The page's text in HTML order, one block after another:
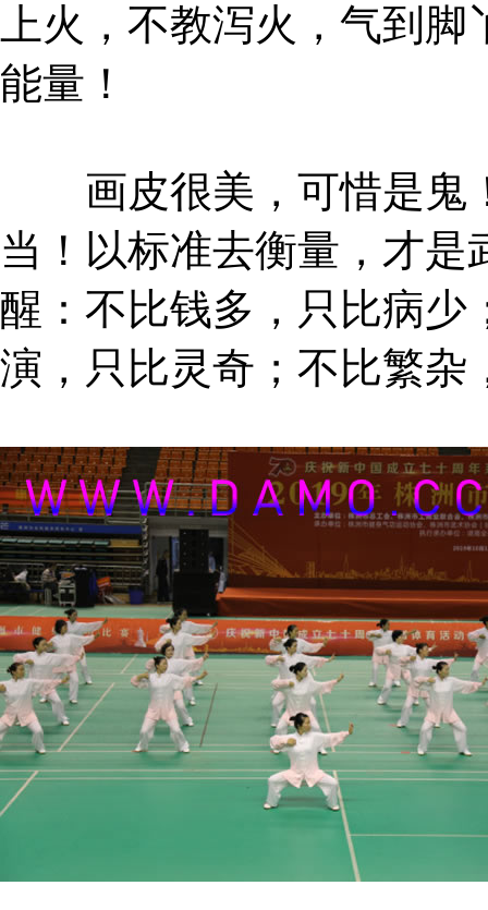
上火，不教泻火，气到
能量！
画皮很美，可惜是鬼
当！以标准去衡量，才
醒：不比钱多，只比病少
演，只比灵奇；不比繁杂